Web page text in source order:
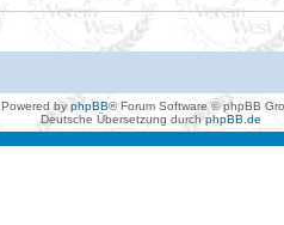
Powered by phpBB® Forum Software © phpBB
Deutsche Übersetzung durch phpBB.de